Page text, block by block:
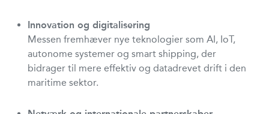
Innovation og digitalisering
Messen fremhæver nye teknologier som AI, IoT,
autonome systemer og smart shipping, der
bidrager til mere effektiv og datadrevet drift i den
maritime sektor.